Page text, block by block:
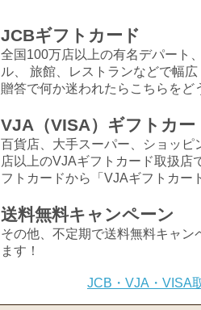
JCBギフトカード
全国100万店以上の有名デパート
ル、 旅館、レストランなどで幅
贈答で何か迷われたらこちらをど
VJA（VISA）ギフトカー
百貨店、大手スーパー、ショッ
店以上のVJAギフトカード取扱店
フトカードから「VJAギフトカー
送料無料キャンペーン
その他、不定期で送料無料キャ
ます！
JCB・VJA・VISA